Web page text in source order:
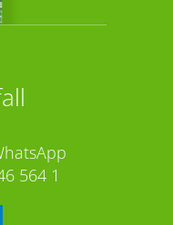
564 1